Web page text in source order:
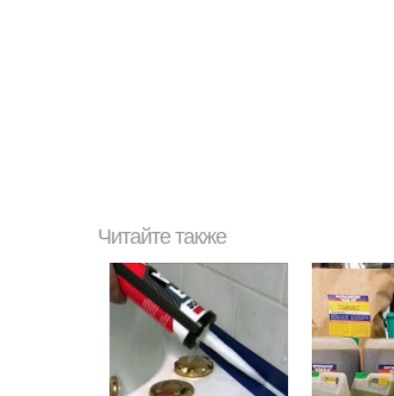
Читайте также